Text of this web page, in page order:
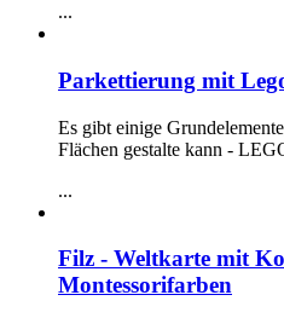
...
Parkettierung mit
Es gibt einige
Flächen gestalte kann -
...
Filz - Weltkarte mit
Montessorifarben